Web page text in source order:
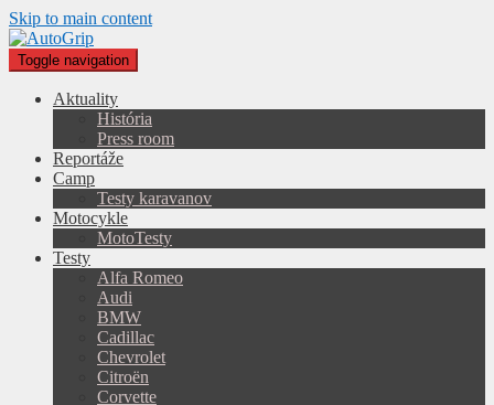
Skip to main content
Toggle navigation
Aktuality
História
Press room
Reportáže
Camp
Testy karavanov
Motocykle
MotoTesty
Testy
Alfa Romeo
Audi
BMW
Cadillac
Chevrolet
Citroën
Corvette